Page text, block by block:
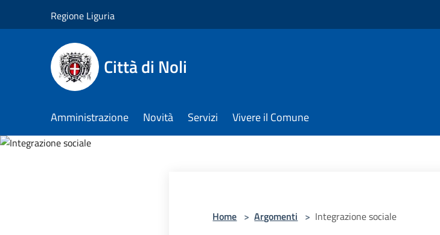
Regione Liguria
Città di Noli
Amministrazione Novità Servizi Vivere il Comune
Home > Argomenti > Integrazione sociale